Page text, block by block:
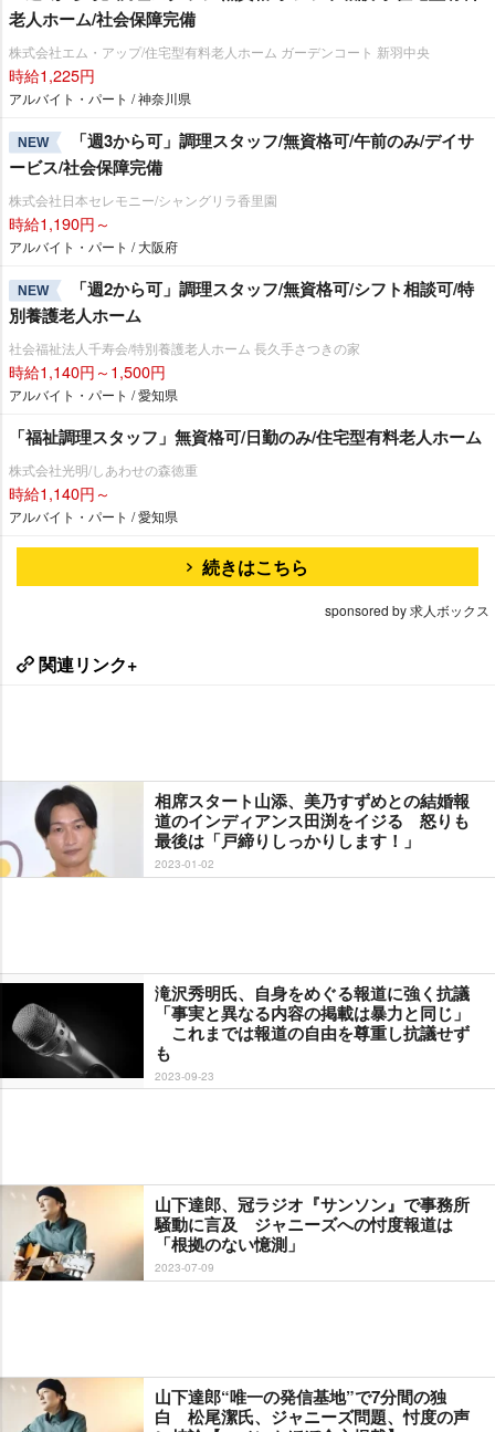
老人ホーム/社会保障完備
株式会社エム・アップ/住宅型有料老人ホーム ガーデンコート 新羽中央
時給1,225円
アルバイト・パート / 神奈川県
NEW
「週3から可」調理スタッフ/無資格可/午前のみ/デイサ
ービス/社会保障完備
株式会社日本セレモニー/シャングリラ香里園
時給1,190円～
アルバイト・パート / 大阪府
NEW
「週2から可」調理スタッフ/無資格可/シフト相談可/特
別養護老人ホーム
社会福祉法人千寿会/特別養護老人ホーム 長久手さつきの家
時給1,140円～1,500円
アルバイト・パート / 愛知県
「福祉調理スタッフ」無資格可/日勤のみ/住宅型有料老人ホーム
株式会社光明/しあわせの森徳重
時給1,140円～
アルバイト・パート / 愛知県
続きはこちら
sponsored by 求人ボックス
関連リンク+
相席スタート山添、美乃すずめとの結婚報
道のインディアンス田渕をイジる 怒りも
最後は「戸締りしっかりします！」
2023-01-02
滝沢秀明氏、自身をめぐる報道に強く抗議
「事実と異なる内容の掲載は暴力と同じ」
これまでは報道の自由を尊重し抗議せず
も
2023-09-23
山下達郎、冠ラジオ『サンソン』で事務所
騒動に言及 ジャニーズへの忖度報道は
「根拠のない憶測」
2023-07-09
山下達郎“唯一の発信基地”で7分間の独
白 松尾潔氏、ジャニーズ問題、忖度の声